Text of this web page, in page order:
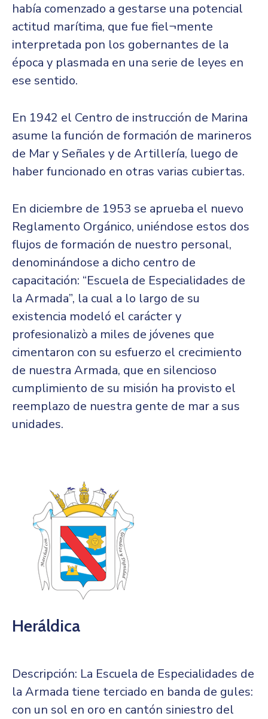
había comenzado a gestarse una potencial
actitud marítima, que fue fiel¬mente
interpretada pon los gobernantes de la
época y plasmada en una serie de leyes en
ese sentido.
En 1942 el Centro de instrucción de Marina
asume la función de formación de marineros
de Mar y Señales y de Artillería, luego de
haber funcionado en otras varias cubiertas.
En diciembre de 1953 se aprueba el nuevo
Reglamento Orgánico, uniéndose estos dos
flujos de formación de nuestro personal,
denominándose a dicho centro de
capacitación: “Escuela de Especialidades de
la Armada”, la cual a lo largo de su
existencia modeló el carácter y
profesionalizò a miles de jóvenes que
cimentaron con su esfuerzo el crecimiento
de nuestra Armada, que en silencioso
cumplimiento de su misión ha provisto el
reemplazo de nuestra gente de mar a sus
unidades.
Heráldica
Descripción: La Escuela de Especialidades de
la Armada tiene terciado en banda de gules:
con un sol en oro en cantón siniestro del